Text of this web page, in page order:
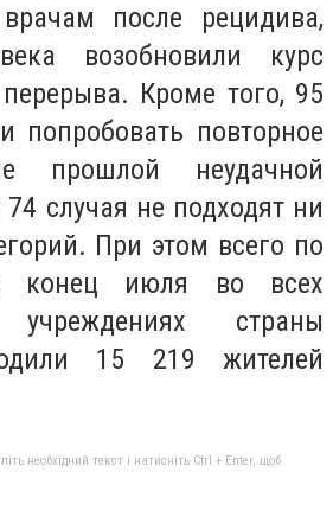
после рецидива,
возобновили курс
Кроме того, 95
попробовать повторное
прошлой неудачной
случая не подходят ни
При этом всего по
конец июля во всех
учреждениях страны
15 219 жителей
необхідний текст і натисніть Ctrl + Enter, щоб